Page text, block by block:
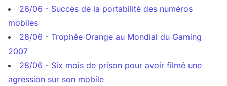
26/06 - Succès de la portabilité des numéros
mobiles
28/06 - Trophée Orange au Mondial du Gaming
2007
28/06 - Six mois de prison pour avoir filmé une
agression sur son mobile